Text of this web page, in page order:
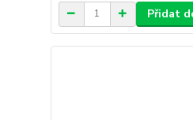
Přidat